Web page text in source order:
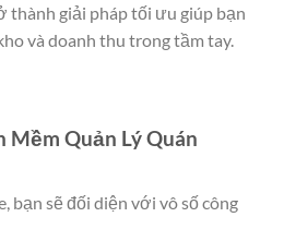
thành giải pháp tối ưu giúp bạn
và doanh thu trong tầm tay.
Mềm Quản Lý Quán
bạn sẽ đối diện với vô số công